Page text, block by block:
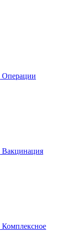
Операции
Вакцинация
Комплексное